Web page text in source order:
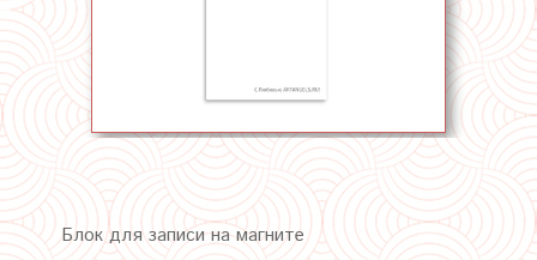
Блок для записи на магните